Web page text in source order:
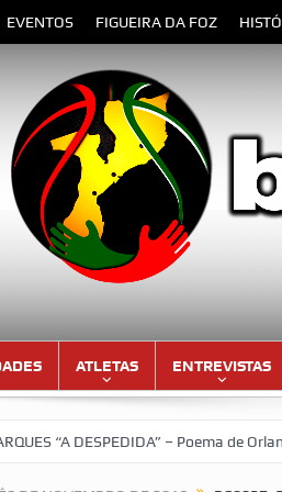
EVENTOS FIGUEIRA DA FOZ
ATLETAS ENTREVISTAS
DESPEDIDA” – Poema de Orlando